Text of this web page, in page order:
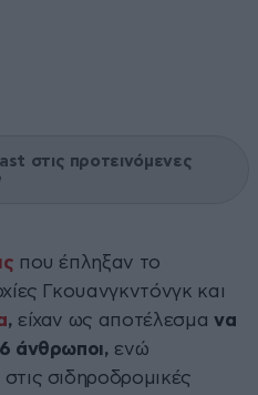
στις προτεινόμενες
που έπληξαν το
Γκουανγκντόνγκ και
, είχαν ως αποτέλεσμα να
άνθρωποι, ενώ
σιδηροδρομικές